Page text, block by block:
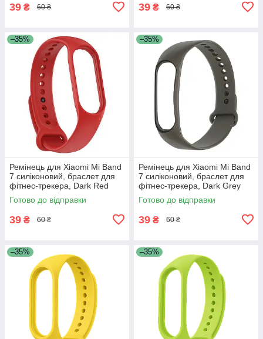
39 ₴ 60 ₴ 39 ₴ 60 ₴
–35%
Ремінець для Xiaomi Mi Band
7 силіконовий, браслет для
фітнес-трекера, Dark Red
(16)
Готово до відправки
39 ₴ 60 ₴
–35%
Ремінець для Xiaomi Mi Band
7 силіконовий, браслет для
фітнес-трекера, Dark Grey
(30/36)
Готово до відправки
39 ₴ 60 ₴
–35% –35%